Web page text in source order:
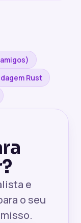
Rust
e
o seu